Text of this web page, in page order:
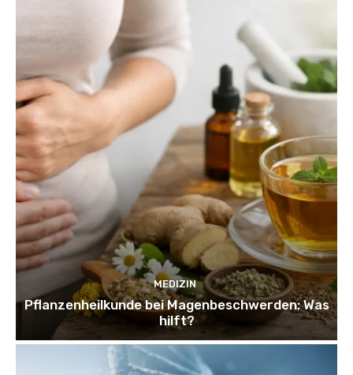
MEDIZIN
Pflanzenheilkunde bei Magenbeschwerden: Was
hilft?